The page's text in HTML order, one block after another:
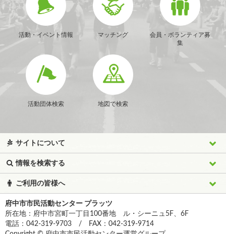
活動・イベント情報 マッチング
会員・ボランティア募
集
活動団体検索 地図で検索
サイトについて
情報を検索する
ご利用の皆様へ
府中市市民活動センター プラッツ
所在地：府中市宮町一丁目100番地 ル・シーニュ5F、6F
電話：042-319-9703 / FAX：042-319-9714